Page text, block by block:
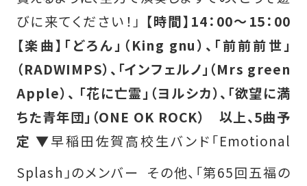
びに来てください！」 【時間】14：00～15：00
【楽曲】「どろん」（King gnu）、「前前前世」
（RADWIMPS）、「インフェルノ」（Mrs green
Apple）、 「花に亡霊」（ヨルシカ）、「欲望に満
ちた青年団」（ONE OK ROCK） 以上、5曲予
定 ▼早稲田佐賀高校生バンド「Emotional
Splash」のメンバー その他、「第65回五福の